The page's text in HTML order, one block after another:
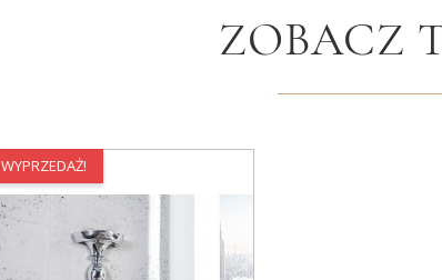
ZOBACZ
WYPRZEDAŻ!